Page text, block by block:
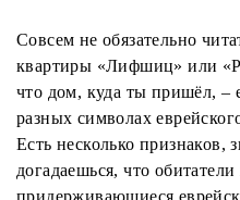
Совсем не обязательно
квартиры «Лифшиц» или
что дом, куда ты пришёл,
разных символах
Есть несколько признаков,
догадаешься, что
придерживающиеся